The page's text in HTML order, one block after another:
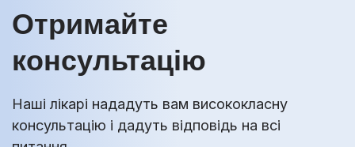
Отримайте
консультацію
Наші лікарі нададуть вам висококласну
консультацію і дадуть відповідь на всі